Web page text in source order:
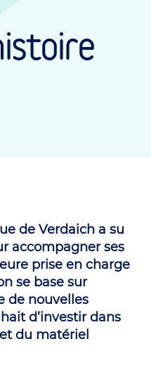
de Verdaich a su
accompagner ses
prise en charge
se base sur
de nouvelles
d’investir dans
du matériel